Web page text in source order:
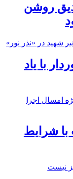
روشن
با یاد
با شرایط